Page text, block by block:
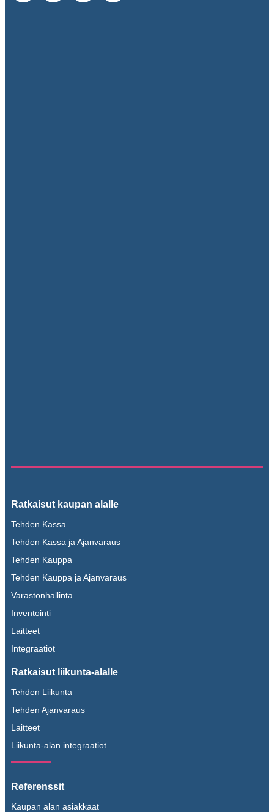
Ratkaisut kaupan alalle
Tehden Kassa
Tehden Kassa ja Ajanvaraus
Tehden Kauppa
Tehden Kauppa ja Ajanvaraus
Varastonhallinta
Inventointi
Laitteet
Integraatiot
Ratkaisut liikunta-alalle
Tehden Liikunta
Tehden Ajanvaraus
Laitteet
Liikunta-alan integraatiot
Referenssit
Kaupan alan asiakkaat